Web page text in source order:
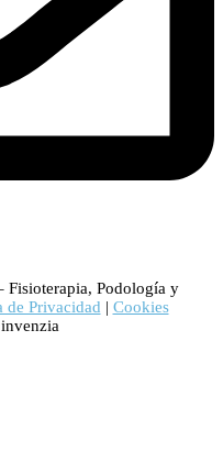
Podología y
de Privacidad | Cookies